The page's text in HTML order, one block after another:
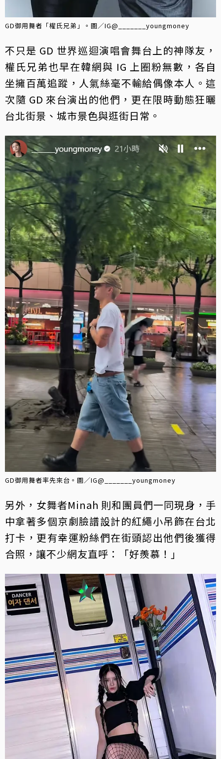
GD御用舞者「權氏兄弟」。圖／IG@_______youngmoney
不只是 GD 世界巡迴演唱會舞台上的神隊友，
權氏兄弟也早在韓網與 IG 上圈粉無數，各自
坐擁百萬追蹤，人氣絲毫不輸給偶像本人。這
次隨 GD 來台演出的他們，更在限時動態狂曬
台北街景、城市景色與逛街日常。
GD御用舞者率先來台。圖／IG@_______youngmoney
另外，女舞者Minah 則和團員們一同現身，手
中拿著多個京劇臉譜設計的紅繩小吊飾在台北
打卡，更有幸運粉絲們在街頭認出他們後獲得
合照，讓不少網友直呼：「好羨慕！」